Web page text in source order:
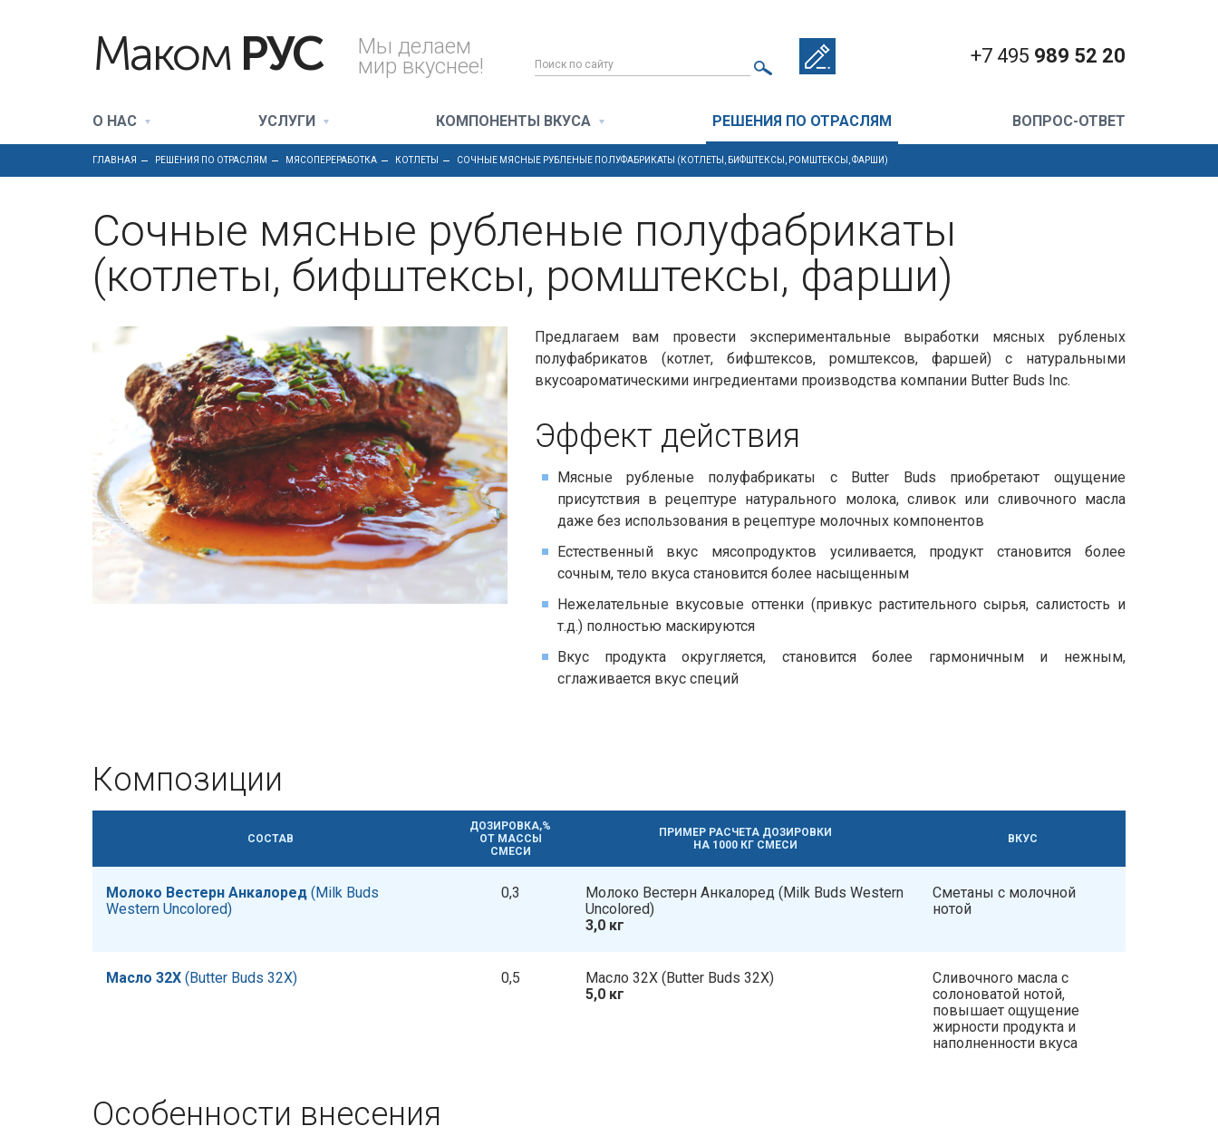
О НАС УСЛУГИ КОМПОНЕНТЫ ВКУСА РЕШЕНИЯ ПО ОТРАСЛЯМ ВОПРОС-ОТВЕТ
Маком РУС Мы делаем
мир вкуснее! +7 495 989 52 20
ГЛАВНАЯ РЕШЕНИЯ ПО ОТРАСЛЯМ МЯСОПЕРЕРАБОТКА КОТЛЕТЫ СОЧНЫЕ МЯСНЫЕ РУБЛЕНЫЕ ПОЛУФАБРИКАТЫ (КОТЛЕТЫ, БИФШТЕКСЫ, РОМШТЕКСЫ, ФАРШИ)
Сочные мясные рубленые полуфабрикаты
(котлеты, бифштексы, ромштексы, фарши)
Предлагаем вам провести экспериментальные выработки мясных рубленых
полуфабрикатов (котлет, бифштексов, ромштексов, фаршей) с натуральными
вкусоароматическими ингредиентами производства компании Butter Buds Inc.
Эффект действия​​
Мясные рубленые полуфабрикаты с Butter Buds приобретают ощущение
присутствия в рецептуре натурального молока, сливок или сливочного масла
даже без использования в рецептуре молочных компонентов
Естественный вкус мясопродуктов усиливается, продукт становится более
сочным, тело вкуса становится более насыщенным
Нежелательные вкусовые оттенки (привкус растительного сырья, салистость и
т.д.) полностью маскируются
Вкус продукта округляется, становится более гармоничным и нежным,
сглаживается вкус специй
Композиции
СОСТАВ
ДОЗИРОВКА,%
ОТ МАССЫ
СМЕСИ
ПРИМЕР РАСЧЕТА ДОЗИРОВКИ
НА 1000 КГ СМЕСИ
ВКУС
Молоко Вестерн Анкалоред ​​ (Milk Buds
Western Uncolored)
0,3
Молоко Вестерн Анкалоред​​ (Milk Buds Western
Uncolored)
3,0 кг
Сметаны с молочной
нотой
Масло 32Х ​​ (Butter Buds 32X) 0,5
Масло 32Х​​ (Butter Buds 32X)
5,0 кг
Сливочного масла с
солоноватой нотой,
повышает ощущение
жирности продукта и
наполненности вкуса
Особенности внесения​​